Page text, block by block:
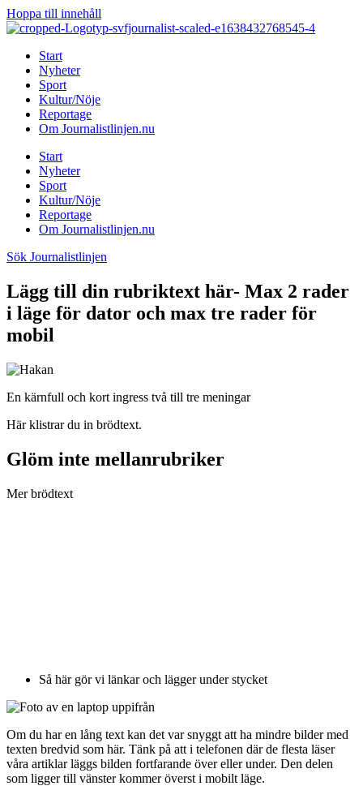
Hoppa till innehåll
Start
Nyheter
Sport
Kultur/Nöje
Reportage
Om Journalistlinjen.nu
Start
Nyheter
Sport
Kultur/Nöje
Reportage
Om Journalistlinjen.nu
Sök Journalistlinjen
Lägg till din rubriktext här- Max 2 rader
i läge för dator och max tre rader för
mobil
En kärnfull och kort ingress två till tre meningar
Här klistrar du in brödtext.
Glöm inte mellanrubriker
Mer brödtext
Så här gör vi länkar och lägger under stycket
Om du har en lång text kan det var snyggt att ha mindre bilder med
texten bredvid som här. Tänk på att i telefonen där de flesta läser
våra artiklar läggs bilden fortfarande över eller under. Den delen
som ligger till vänster kommer överst i mobilt läge.